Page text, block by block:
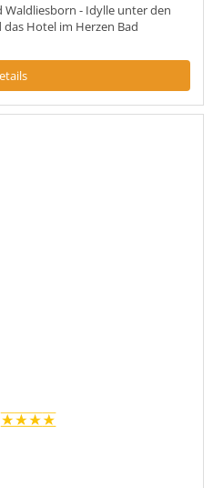
Waldliesborn - Idylle unter den
Hotel im Herzen Bad